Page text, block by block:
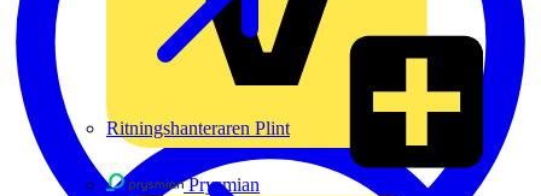
Prysmian
Ritningshanteraren Plint